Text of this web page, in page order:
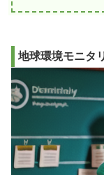
地球環境モニタ